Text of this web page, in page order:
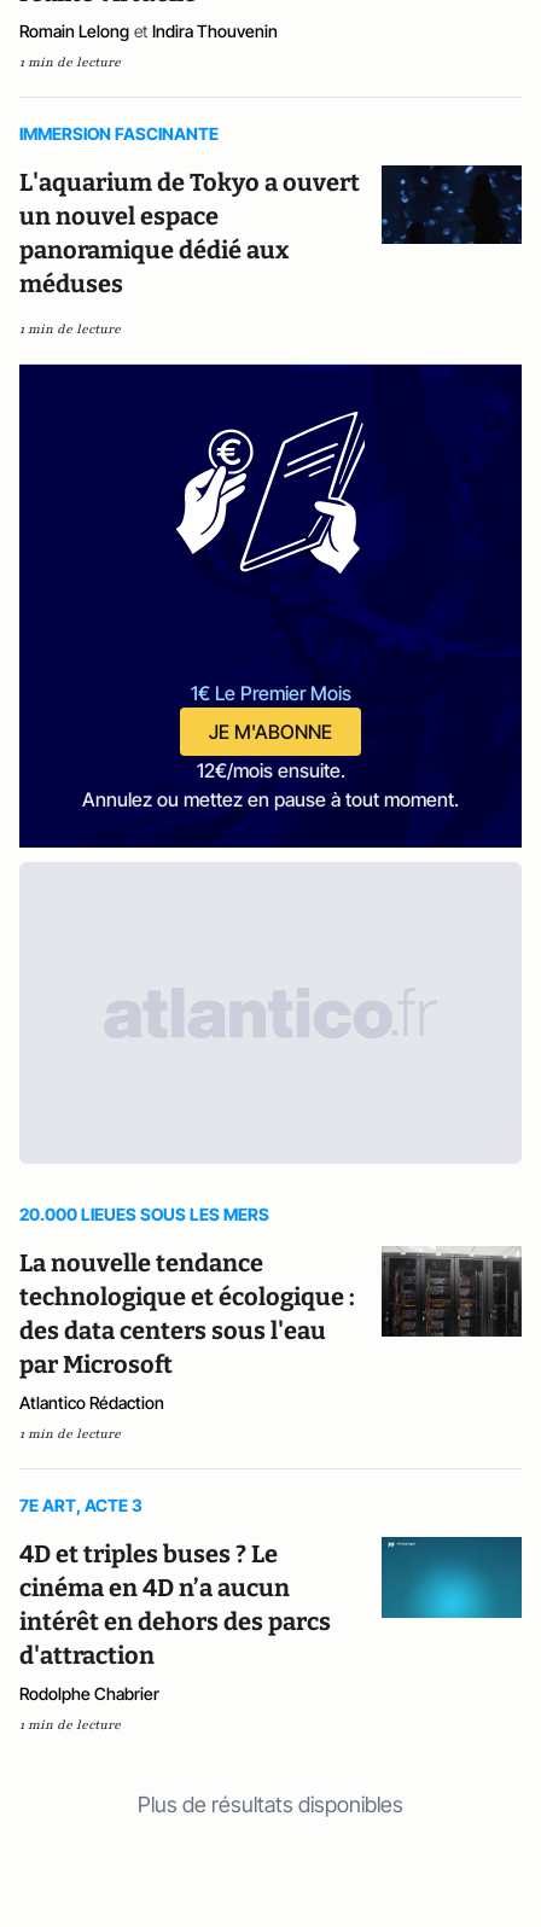
Romain Lelong et Indira Thouvenin
1 min de lecture
IMMERSION FASCINANTE
L'aquarium de Tokyo a ouvert
un nouvel espace
panoramique dédié aux
méduses
1 min de lecture
1€ Le Premier Mois
JE M'ABONNE
12€/mois ensuite.
Annulez ou mettez en pause à tout moment.
20.000 LIEUES SOUS LES MERS
La nouvelle tendance
technologique et écologique :
des data centers sous l'eau
par Microsoft
Atlantico Rédaction
1 min de lecture
7E ART, ACTE 3
4D et triples buses ? Le
cinéma en 4D n’a aucun
intérêt en dehors des parcs
d'attraction
Rodolphe Chabrier
1 min de lecture
Plus de résultats disponibles